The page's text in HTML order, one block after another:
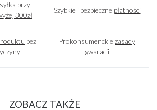
przy
300zł
Szybkie i bezpieczne płatności
bez
Prokonsumenckie zasady
gwaracji
ZOBACZ TAKŻE